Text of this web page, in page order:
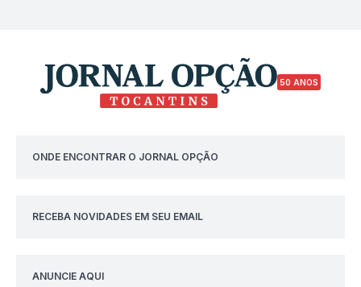
50 ANOS
ONDE ENCONTRAR O JORNAL OPÇÃO
RECEBA NOVIDADES EM SEU EMAIL
ANUNCIE AQUI